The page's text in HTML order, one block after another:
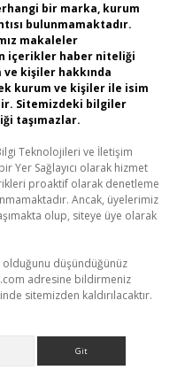
bir marka, kurum
bulunmamaktadır.
makaleler
içerikler haber niteliği
kişiler hakkında
kurum ve kişiler ile isim
Sitemizdeki bilgiler
taşımazlar.
Teknolojileri ve İletişim
Yer Sağlayıcı olarak hizmet
proaktif olarak denetleme
Ancak, üyelerimiz
olup, siteye üye olarak
olduğunu düşündüğünüz
adresine bildirmeniz
sitemizden kaldırılacaktır.